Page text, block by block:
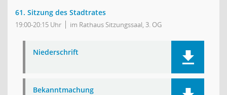
61. Sitzung des Stadtrates
19:00-20:15 Uhr im Rathaus Sitzungssaal, 3. OG
Niederschrift
Bekanntmachung